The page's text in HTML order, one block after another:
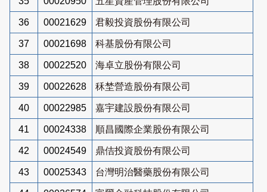
36 00021629 君毅投資股份有限公司
37 00021698 科基股份有限公司
38 00022520 海卓立股份有限公司
39 00022628 秝埜營造股份有限公司
40 00022985 嘉宇建設股份有限公司
41 00024338 順昌國際企業股份有限公司
42 00024549 鼎佶投資股份有限公司
43 00025343 台灣明治醫藥股份有限公司